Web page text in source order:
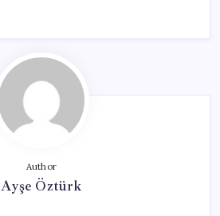
Author
Ayşe Öztürk